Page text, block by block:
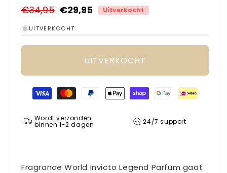
Normale
prijs
€34,95
Aanbiedingsprijs
€29,95 Uitverkocht
UITVERKOCHT
UITVERKOCHT
Betaalmethoden
Wordt verzonden
binnen 1-2 dagen 24/7 support
Fragrance World Invicto Legend Parfum gaat